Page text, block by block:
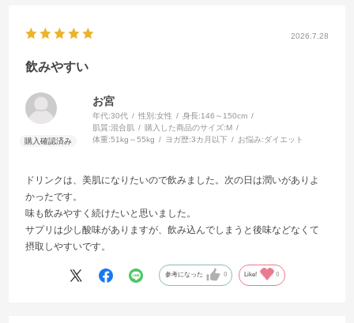
2026.7.28
飲みやすい
お宮
年代:30代 性別:女性 身長:146～150cm
肌質:混合肌 購入した商品のサイズ:M
体重:51kg～55kg ヨガ歴:3カ月以下 お悩み:ダイエット
ドリンクは、美肌になりたいので飲みました。次の日は潤いがありよ
かったです。
味も飲みやすく続けたいと思いました。
サプリは少し酸味がありますが、飲み込んでしまうと後味などなくて
摂取しやすいです。
参考になった 0 Like! 0